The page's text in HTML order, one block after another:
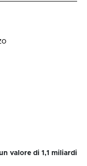
valore di 1,1 miliardi